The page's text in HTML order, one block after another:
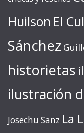
Huilson El
Sánchez
historietas
ilustración
Josechu Sanz La